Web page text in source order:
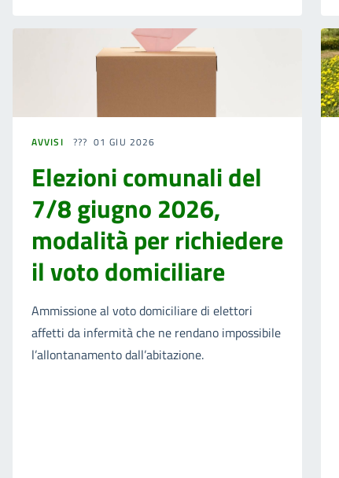
AVVISI 01 GIU 2026
Elezioni comunali del
7/8 giugno 2026,
modalità per richiedere
il voto domiciliare
Ammissione al voto domiciliare di elettori
affetti da infermità che ne rendano impossibile
l’allontanamento dall’abitazione.